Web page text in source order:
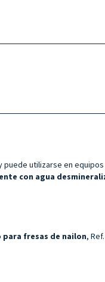
utilizarse en
con agua
fresas de nailon,